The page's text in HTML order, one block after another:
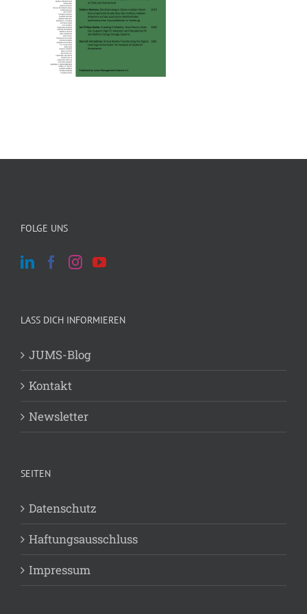
FOLGE UNS
LASS DICH INFORMIEREN
JUMS-Blog
Kontakt
Newsletter
SEITEN
Datenschutz
Haftungsausschluss
Impressum